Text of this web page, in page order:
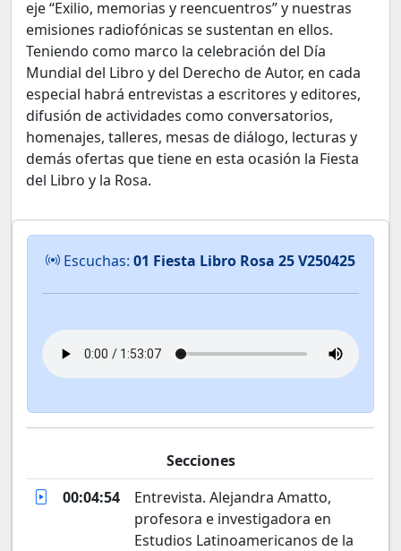
eje “Exilio, memorias y reencuentros” y nuestras
emisiones radiofónicas se sustentan en ellos.
Teniendo como marco la celebración del Día
Mundial del Libro y del Derecho de Autor, en cada
especial habrá entrevistas a escritores y editores,
difusión de actividades como conversatorios,
homenajes, talleres, mesas de diálogo, lecturas y
demás ofertas que tiene en esta ocasión la Fiesta
del Libro y la Rosa.
Escuchas: 01 Fiesta Libro Rosa 25 V250425
Secciones
00:04:54
Entrevista. Alejandra Amatto,
profesora e investigadora en
Estudios Latinoamericanos de la